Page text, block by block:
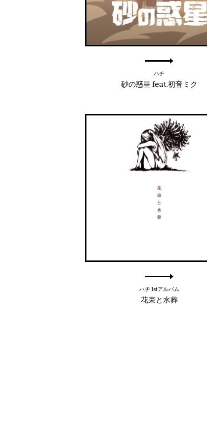
ハチ
砂の惑星 feat.初音ミク
ハチ 1stアルバム
花束と水葬